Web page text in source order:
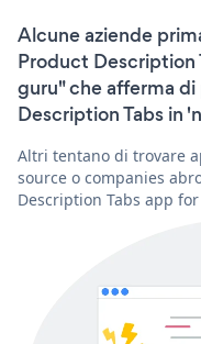
Alcune aziende
Product Description
guru" che afferma
Description Tabs in
Altri tentano di trovare
source o companies
Description Tabs app